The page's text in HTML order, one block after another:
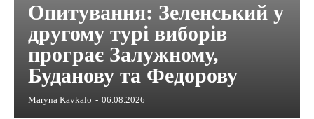
Опитування: Зеленський у
другому турі виборів
програє Залужному,
Буданову та Федорову
Maryna Kavkalo - 06.08.2026